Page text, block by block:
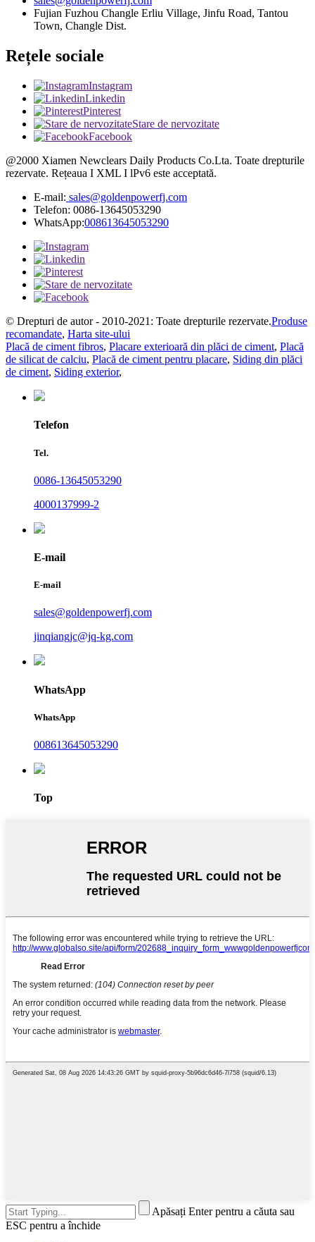
Fujian Fuzhou Changle Erliu Village, Jinfu Road, Tantou
Town, Changle Dist.
Rețele sociale
Instagram
Linkedin
Pinterest
Stare de nervozitate
Facebook
@2000 Xiamen Newclears Daily Products Co.Lta. Toate drepturile
rezervate. Rețeaua I XML I lPv6 este acceptată.
E-mail: sales@goldenpowerfj.com
Telefon: 0086-13645053290
WhatsApp:008613645053290
© Drepturi de autor - 2010-2021: Toate drepturile rezervate.Produse
recomandate, Harta site-ului
Placă de ciment fibros, Placare exterioară din plăci de ciment, Placă
de silicat de calciu, Placă de ciment pentru placare, Siding din plăci
de ciment, Siding exterior,
Telefon
Tel.
0086-13645053290
4000137999-2
E-mail
E-mail
sales@goldenpowerfj.com
jinqiangjc@jq-kg.com
WhatsApp
WhatsApp
008613645053290
Top
Apăsați Enter pentru a căuta sau
ESC pentru a închide